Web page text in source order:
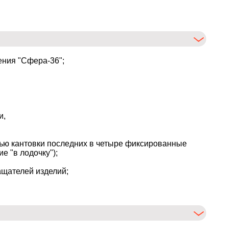
"Сфера-36";
кантовки последних в четыре фиксированные
"в лодочку");
изделий;